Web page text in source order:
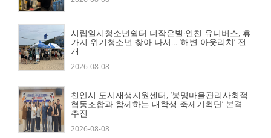
시립일시청소년쉼터 더작은별·인천 유니버스, 휴
가지 위기청소년 찾아 나서… ‘해변 아웃리치’ 전
개
2026-08-08
천안시 도시재생지원센터, ‘봉명마을관리사회적
협동조합과 함께하는 대학생 축제기획단’ 본격
추진
2026-08-08